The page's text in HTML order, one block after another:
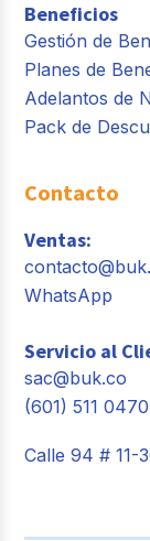
Beneficios
Gestión de
Planes de
Adelantos de
Pack de
Contacto
Ventas:
WhatsApp
Servicio al
sac@buk.co
(601) 511 0470
Calle 94 # 11-